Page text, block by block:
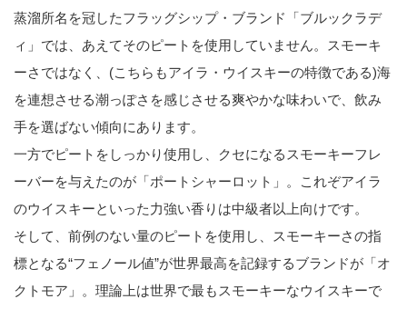
蒸溜所名を冠したフラッグシップ・ブランド「ブルックラデ
ィ」では、あえてそのピートを使用していません。スモーキ
ーさではなく、(こちらもアイラ・ウイスキーの特徴である)海
を連想させる潮っぽさを感じさせる爽やかな味わいで、飲み
手を選ばない傾向にあります。
一方でピートをしっかり使用し、クセになるスモーキーフレ
ーバーを与えたのが「ポートシャーロット」。これぞアイラ
のウイスキーといった力強い香りは中級者以上向けです。
そして、前例のない量のピートを使用し、スモーキーさの指
標となる“フェノール値”が世界最高を記録するブランドが「オ
クトモア」。理論上は世界で最もスモーキーなウイスキーで